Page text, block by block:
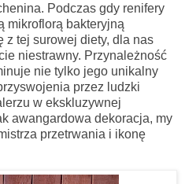
Podczas gdy renifery
mikroflorą bakteryjną
z tej surowej diety, dla nas
niestrawny. Przynależność
nie tylko jego unikalny
przez ludzki
w ekskluzywnej
awangardowa dekoracja, my
przetrwania i ikonę